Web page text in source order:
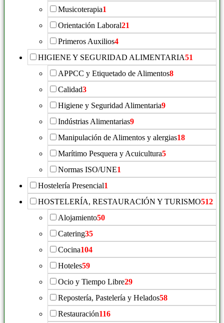
Musicoterapia1
Orientación Laboral21
Primeros Auxilios4
HIGIENE Y SEGURIDAD ALIMENTARIA51
APPCC y Etiquetado de Alimentos8
Calidad3
Higiene y Seguridad Alimentaria9
Indústrias Alimentarias9
Manipulación de Alimentos y alergias18
Marítimo Pesquera y Acuicultura5
Normas ISO/UNE1
Hostelería Presencial1
HOSTELERÍA, RESTAURACIÓN Y TURISMO512
Alojamiento50
Catering35
Cocina104
Hoteles59
Ocio y Tiempo Libre29
Repostería, Pastelería y Helados58
Restauración116